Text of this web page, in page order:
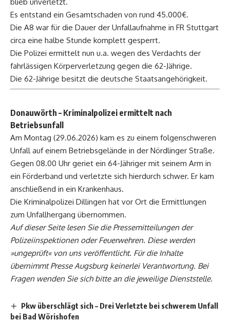
Es entstand ein Gesamtschaden von rund 45.000€.
Die A8 war für die Dauer der Unfallaufnahme in FR Stuttgart
circa eine halbe Stunde komplett gesperrt.
Die Polizei ermittelt nun u.a. wegen des Verdachts der
fahrlässigen Körperverletzung gegen die 62-Jährige.
Die 62-Jährige besitzt die deutsche Staatsangehörigkeit.
Donauwörth – Kriminalpolizei ermittelt nach
Betriebsunfall
Am Montag (29.06.2026) kam es zu einem folgenschweren
Unfall auf einem Betriebsgelände in der Nördlinger Straße.
Gegen 08.00 Uhr geriet ein 64-Jähriger mit seinem Arm in
ein Förderband und verletzte sich hierdurch schwer. Er kam
anschließend in ein Krankenhaus.
Die Kriminalpolizei Dillingen hat vor Ort die Ermittlungen
zum Unfallhergang übernommen.
Auf dieser Seite lesen Sie die Pressemitteilungen der
Polizeiinspektionen oder Feuerwehren. Diese werden
»ungeprüft« von uns veröffentlicht. Für die Inhalte
übernimmt Presse Augsburgkeinerlei Verantwortung. Bei
Fragen wenden Sie sich bitte an die jeweilige Dienststelle.
Pkw überschlägt sich – Drei Verletzte bei schwerem Unfall
bei Bad Wörishofen